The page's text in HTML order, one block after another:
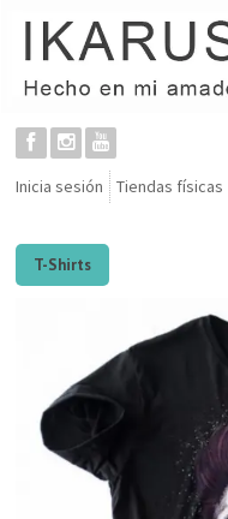
Inicia sesión Tiendas físicas
T-Shirts